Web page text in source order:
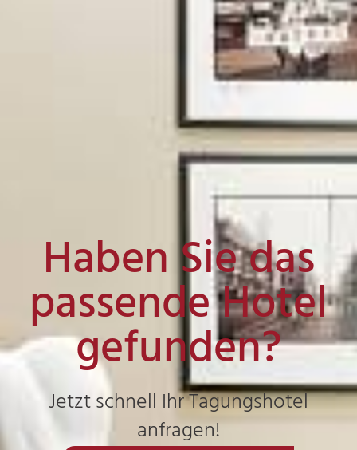
Haben Sie das
passende Hotel
gefunden?
Jetzt schnell Ihr Tagungshotel
anfragen!